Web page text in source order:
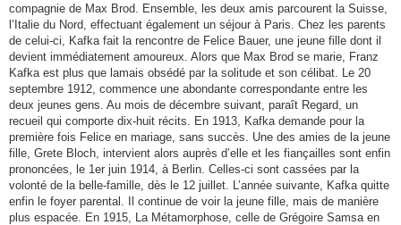
compagnie de Max Brod. Ensemble, les deux amis parcourent la Suisse,
l’Italie du Nord, effectuant également un séjour à Paris. Chez les parents
de celui-ci, Kafka fait la rencontre de Felice Bauer, une jeune fille dont il
devient immédiatement amoureux. Alors que Max Brod se marie, Franz
Kafka est plus que lamais obsédé par la solitude et son célibat. Le 20
septembre 1912, commence une abondante correspondante entre les
deux jeunes gens. Au mois de décembre suivant, paraît Regard, un
recueil qui comporte dix-huit récits. En 1913, Kafka demande pour la
première fois Felice en mariage, sans succès. Une des amies de la jeune
fille, Grete Bloch, intervient alors auprès d’elle et les fiançailles sont enfin
prononcées, le 1er juin 1914, à Berlin. Celles-ci sont cassées par la
volonté de la belle-famille, dès le 12 juillet. L’année suivante, Kafka quitte
enfin le foyer parental. Il continue de voir la jeune fille, mais de manière
plus espacée. En 1915, La Métamorphose, celle de Grégoire Samsa en